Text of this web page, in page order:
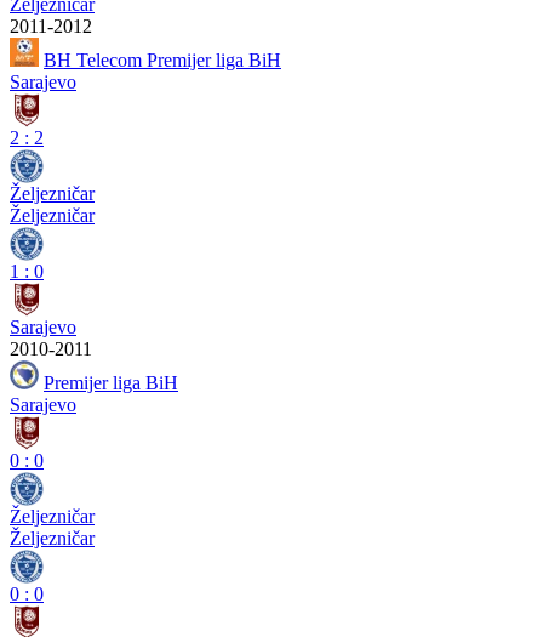
2011-2012
BH Telecom Premijer liga BiH
Sarajevo
2 : 2
Željezničar
Željezničar
1 : 0
Sarajevo
2010-2011
Premijer liga BiH
Sarajevo
0 : 0
Željezničar
Željezničar
0 : 0